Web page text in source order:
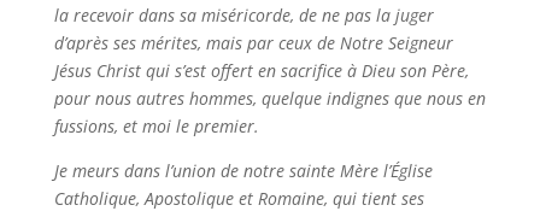
la recevoir dans sa miséricorde, de ne pas la juger
d’après ses mérites, mais par ceux de Notre Seigneur
Jésus Christ qui s’est offert en sacrifice à Dieu son Père,
pour nous autres hommes, quelque indignes que nous en
fussions, et moi le premier.
Je meurs dans l’union de notre sainte Mère l’Église
Catholique, Apostolique et Romaine, qui tient ses